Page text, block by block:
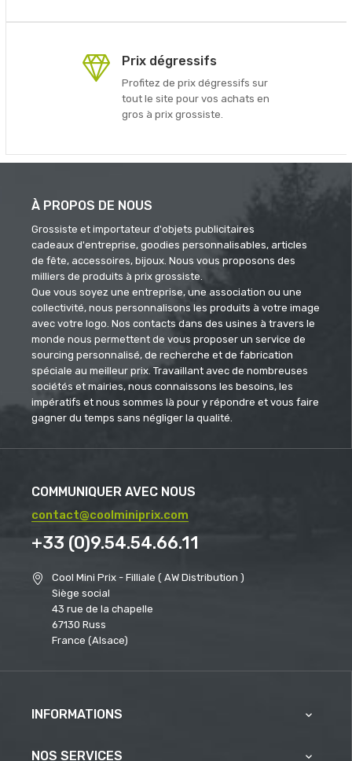
Prix dégressifs
Profitez de prix dégressifs sur
tout le site pour vos achats en
gros à prix grossiste.
À PROPOS DE NOUS
Grossiste et importateur d'objets publicitaires
cadeaux d'entreprise, goodies personnalisables, articles
de fête, accessoires, bijoux. Nous vous proposons des
milliers de produits à prix grossiste.
Que vous soyez une entreprise, une association ou une
collectivité, nous personnalisons les produits à votre image
avec votre logo. Nos contacts dans des usines à travers le
monde nous permettent de vous proposer un service de
sourcing personnalisé, de recherche et de fabrication
spéciale au meilleur prix. Travaillant avec de nombreuses
sociétés et mairies, nous connaissons les besoins, les
impératifs et nous sommes là pour y répondre et vous faire
gagner du temps sans négliger la qualité.
COMMUNIQUER AVEC NOUS
contact@coolminiprix.com
+33 (0)9.54.54.66.11
Cool Mini Prix - Filliale ( AW Distribution )
Siège social
43 rue de la chapelle
67130 Russ
France (Alsace)
INFORMATIONS 
NOS SERVICES 